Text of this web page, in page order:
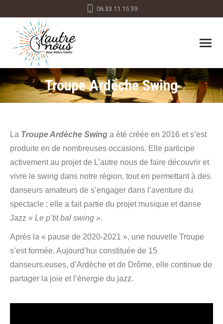
06 33 11 15 39
Troupe Ardèche Swing
Vous êtes ici :
La Troupe Ardèche Swing a été créée en 2016 et s’est
produite en de nombreuses occasions. Elle participe
activement au projet de L’autre nous de faire découvrir et
vivre le swing dans notre région, tout en permettant à des
danseurs amateurs de s’engager dans l’aventure du
spectacle ; elle a fait partie du projet musique et danse
Jazz « Le p’tit bal swing ».
Après la « pause de 2020-2021 », une nouvelle Troupe
s’est formée. Aujourd’hui constituée de 15
danseurs.euses, d’Ardèche et de Drôme, elle continue de
partager la joie et l’énergie du jazz.